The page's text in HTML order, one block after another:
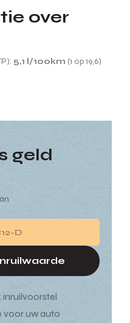
over
5,1 l/100km (1 op 19,6)
geld
inruilvoorstel
voor uw auto